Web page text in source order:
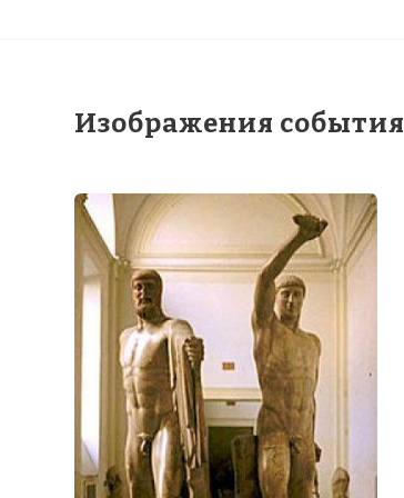
Изображения события